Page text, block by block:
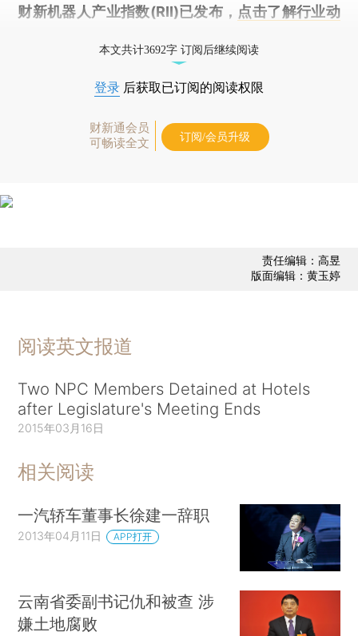
财新机器人产业指数(RII)已发布， 点击了解行业动
本文共计3692字 订阅后继续阅读
登录 后获取已订阅的阅读权限
财新通会员
可畅读全文
订阅/会员升级
责任编辑：高昱
版面编辑：黄玉婷
阅读英文报道
Two NPC Members Detained at Hotels
after Legislature's Meeting Ends
2015年03月16日
相关阅读
一汽轿车董事长徐建一辞职
2013年04月11日 APP打开
云南省委副书记仇和被查 涉
嫌土地腐败